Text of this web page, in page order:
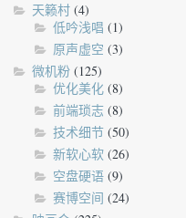
天籁村 (4)
低吟浅唱 (1)
原声虚空 (3)
微机粉 (125)
优化美化 (8)
前端琐志 (8)
技术细节 (50)
新软心软 (26)
空盘硬语 (9)
赛博空间 (24)